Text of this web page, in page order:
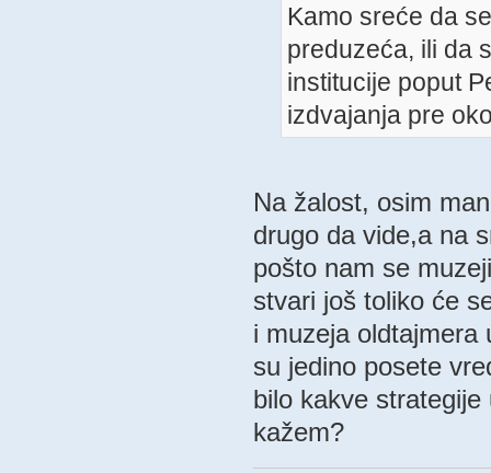
Kamo sreće da
preduzeća, ili da
institucije poput
izdvajanja pre
Na žalost, osim
drugo da vide,a na
pošto nam se
stvari još toliko će
i muzeja oldtajmera
su jedino posete
bilo kakve
kažem?